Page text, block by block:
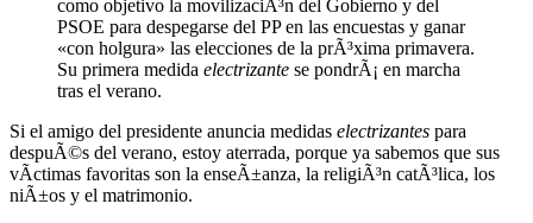
como objetivo la movilizaciÃ³n del Gobierno y del
PSOE para despegarse del PP en las encuestas y ganar
«con holgura» las elecciones de la prÃ³xima primavera.
Su primera medida electrizante se pondrÃ¡ en marcha
tras el verano.
Si el amigo del presidente anuncia medidas electrizantes para
despuÃ©s del verano, estoy aterrada, porque ya sabemos que sus
vÃ­ctimas favoritas son la enseÃ±anza, la religiÃ³n catÃ³lica, los
niÃ±os y el matrimonio.